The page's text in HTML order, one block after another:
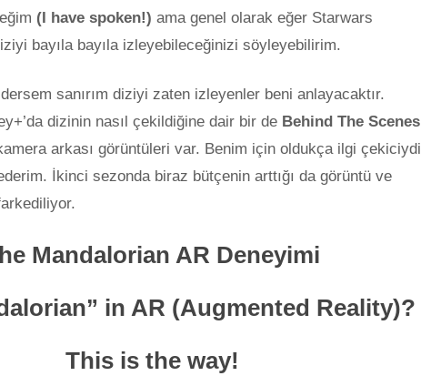
(I have spoken!) ama genel olarak eğer Starwars
bayıla bayıla izleyebileceğinizi söyleyebilirim.
dersem sanırım diziyi zaten izleyenler beni anlayacaktır.
dizinin nasıl çekildiğine dair bir de Behind The Scenes
arkası görüntüleri var. Benim için oldukça ilgi çekiciydi
İkinci sezonda biraz bütçenin arttığı da görüntü ve
Mandalorian AR Deneyimi
in AR (Augmented Reality)?
This is the way!